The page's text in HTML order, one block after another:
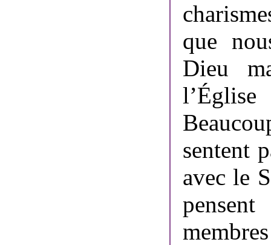
que
Dieu
sentent
avec le